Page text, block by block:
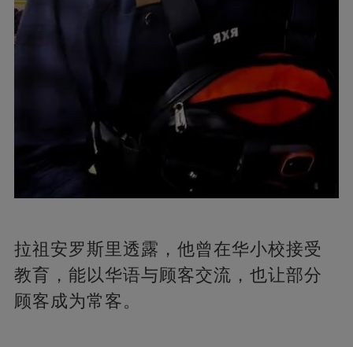
拉祖安罗斯里透露，他曾在华小校接受
教育，能以华语与顾客交流，也让部分
顾客成为常客。